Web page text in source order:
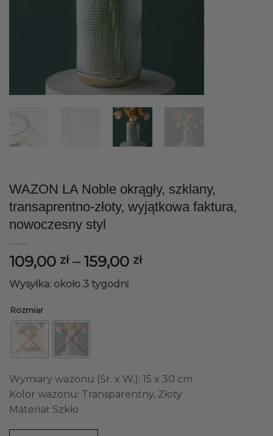
WAZON LA Noble okrągły, szklany,
transaprentno-złoty, wyjątkowa faktura,
nowoczesny styl
109,00 zł – 159,00 złZakres
Wysyłka: około 3 tygodni
Rozmiar
Wymiary wazonu (Śr. x W.): 15 x 30 cm
Kolor wazonu: Transparentny, Złoty
Materiał: Szkło